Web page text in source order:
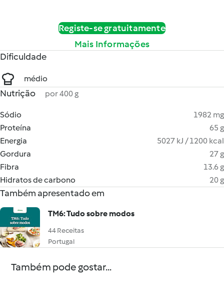
Registe-se gratuitamente
Mais Informações
Dificuldade
médio
Nutrição por 400 g
Sódio
1982 mg
Proteína
65 g
Energia
5027 kJ / 1200 kcal
Gordura
27 g
Fibra
13.6 g
Hidratos de carbono
20 g
Também apresentado em
TM6: Tudo sobre modos
44 Receitas
Portugal
Também pode gostar...